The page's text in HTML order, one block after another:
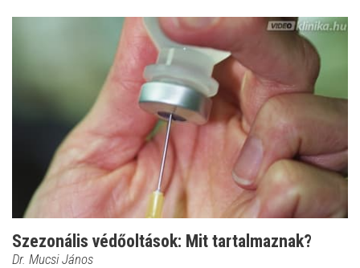
Szezonális védőoltások: Mit tartalmaznak?
Dr. Mucsi János